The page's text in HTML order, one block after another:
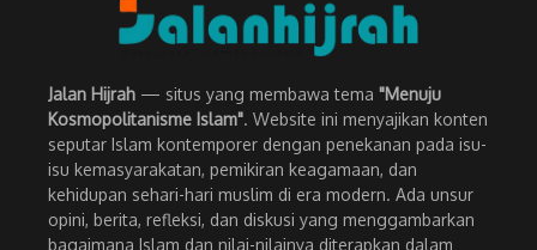
Jalan Hijrah — situs yang membawa tema "Menuju
Kosmopolitanisme Islam". Website ini menyajikan konten
seputar Islam kontemporer dengan penekanan pada isu-
isu kemasyarakatan, pemikiran keagamaan, dan
kehidupan sehari-hari muslim di era modern. Ada unsur
opini, berita, refleksi, dan diskusi yang menggambarkan
bagaimana Islam dan nilai-nilainya diterapkan dalam